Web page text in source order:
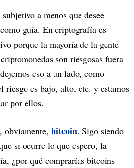
a menos que desee
guía. En criptografía es
porque la mayoría de la gente
son riesgosas fuera
eso a un lado, como
riesgo es bajo, alto, etc. y estamos
por ellos.
obviamente, bitcoin. Sigo siendo
si ocurre lo que espero, la
¿por qué comprarías bitcoins